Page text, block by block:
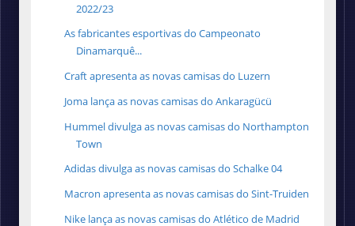
2022/23
As fabricantes esportivas do Campeonato
Dinamarquê...
Craft apresenta as novas camisas do Luzern
Joma lança as novas camisas do Ankaragücü
Hummel divulga as novas camisas do Northampton
Town
Adidas divulga as novas camisas do Schalke 04
Macron apresenta as novas camisas do Sint-Truiden
Nike lança as novas camisas do Atlético de Madrid